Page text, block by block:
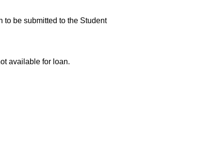
to be submitted to the Student
available for loan.